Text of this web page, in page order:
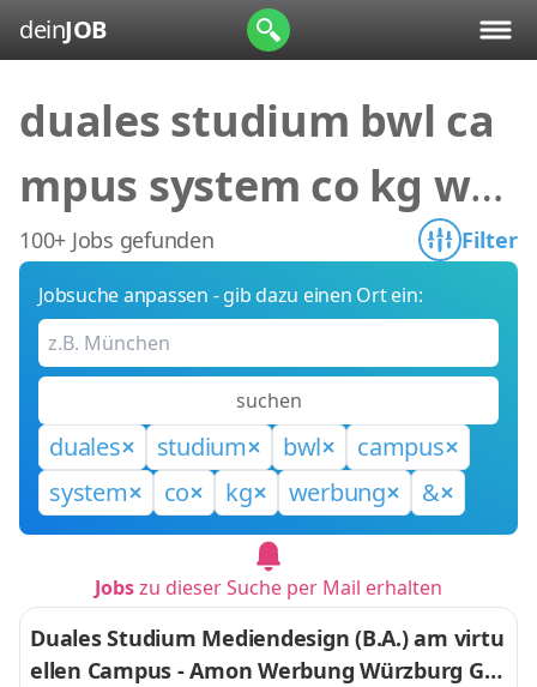
deinJOB
duales studium bwl ca
mpus system co kg wer
bung &
100+ Jobs gefunden Filter
Jobsuche anpassen - gib dazu einen Ort ein:
suchen
duales studium bwl
campus
system
co kg werbung &
Jobszu dieser Suche per Mail erhalten
Duales Studium Mediendesign (B.A.) am virtu
ellen Campus - Amon Werbung Würzburg Gm